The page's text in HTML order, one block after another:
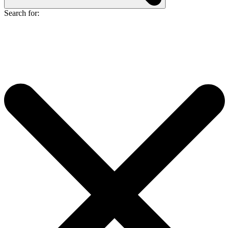
Search for: